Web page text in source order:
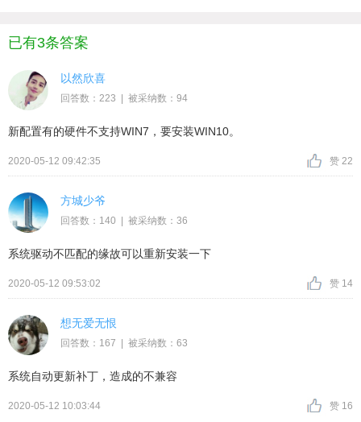
已有3条答案
以然欣喜
回答数：223 | 被采纳数：94
新配置有的硬件不支持WIN7，要安装WIN10。
2020-05-12 09:42:35 赞 22
方城少爷
回答数：140 | 被采纳数：36
系统驱动不匹配的缘故可以重新安装一下
2020-05-12 09:53:02 赞 14
想无爱无恨
回答数：167 | 被采纳数：63
系统自动更新补丁，造成的不兼容
2020-05-12 10:03:44 赞 16